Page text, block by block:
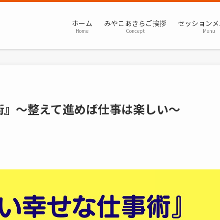
ホーム
Home
みやこあきらご挨拶
Concept
セッション
Menu
～整えて進めば仕事は楽しい～